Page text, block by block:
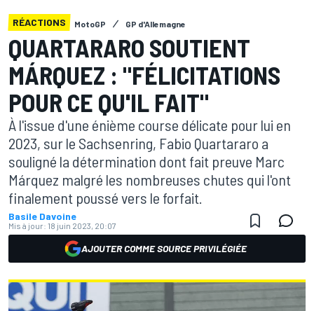
RÉACTIONS MotoGP GP d'Allemagne
QUARTARARO SOUTIENT
MÁRQUEZ : "FÉLICITATIONS
POUR CE QU'IL FAIT"
À l'issue d'une énième course délicate pour lui en
2023, sur le Sachsenring, Fabio Quartararo a
souligné la détermination dont fait preuve Marc
Márquez malgré les nombreuses chutes qui l'ont
finalement poussé vers le forfait.
Basile Davoine
Mis à jour: 18 juin 2023, 20:07
AJOUTER COMME SOURCE PRIVILÉGIÉE